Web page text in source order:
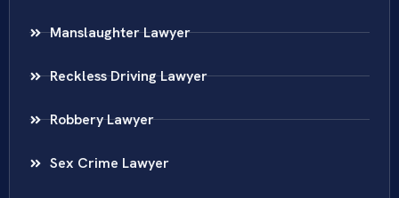
Manslaughter Lawyer
Reckless Driving Lawyer
Robbery Lawyer
Sex Crime Lawyer